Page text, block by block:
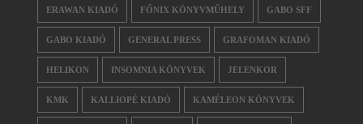
ERAWAN KIADÓ FŐNIX KÖNYVMŰHELY GABO SFF
GABO KIADÓ GENERAL PRESS GRAFOMAN KIADÓ
HELIKON INSOMNIA KÖNYVEK JELENKOR
KMK KALLIOPÉ KIADÓ KAMÉLEON KÖNYVEK